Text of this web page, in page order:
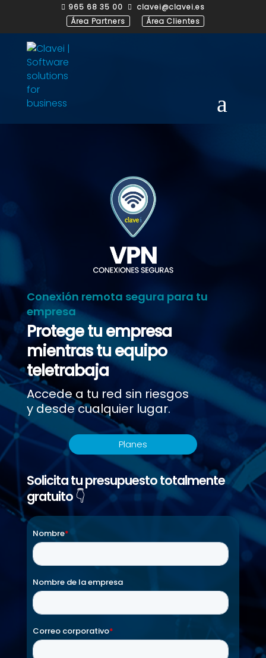
 965 68 35 00 
clavei@clavei.es
Área Partners
Área Clientes
Conexión remota segura para tu
empresa
Protege tu empresa
mientras tu equipo
teletrabaja
Accede a tu red sin riesgos
y desde cualquier lugar.
Planes
Solicita tu presupuesto totalmente
gratuito 👇